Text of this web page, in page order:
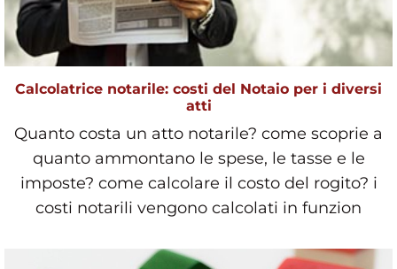
Calcolatrice notarile: costi del Notaio per i diversi
atti
Quanto costa un atto notarile? come scoprie a
quanto ammontano le spese, le tasse e le
imposte? come calcolare il costo del rogito? i
costi notarili vengono calcolati in funzion